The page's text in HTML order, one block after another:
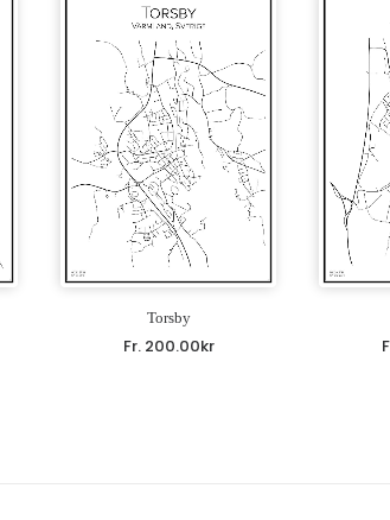
Torsby
Fr. 200.00kr